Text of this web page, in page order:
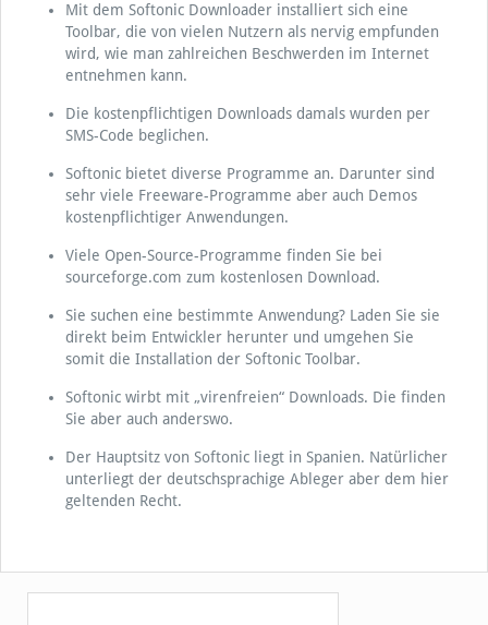
Mit dem Softonic Downloader installiert sich eine
Toolbar, die von vielen Nutzern als nervig empfunden
wird, wie man zahlreichen Beschwerden im Internet
entnehmen kann.
Die kostenpflichtigen Downloads damals wurden per
SMS-Code beglichen.
Softonic bietet diverse Programme an. Darunter sind
sehr viele Freeware-Programme aber auch Demos
kostenpflichtiger Anwendungen.
Viele Open-Source-Programme finden Sie bei
sourceforge.com zum kostenlosen Download.
Sie suchen eine bestimmte Anwendung? Laden Sie sie
direkt beim Entwickler herunter und umgehen Sie
somit die Installation der Softonic Toolbar.
Softonic wirbt mit „virenfreien“ Downloads. Die finden
Sie aber auch anderswo.
Der Hauptsitz von Softonic liegt in Spanien. Natürlicher
unterliegt der deutschsprachige Ableger aber dem hier
geltenden Recht.